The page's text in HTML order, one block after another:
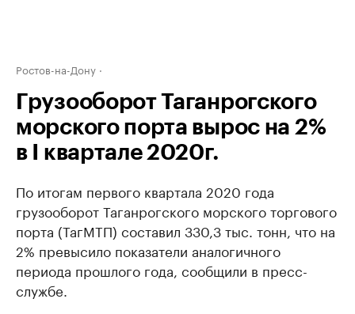
Ростов-на-Дону
Грузооборот Таганрогского
морского порта вырос на 2%
в I квартале 2020г.
По итогам первого квартала 2020 года
грузооборот Таганрогского морского торгового
порта (ТагМТП) составил 330,3 тыс. тонн, что на
2% превысило показатели аналогичного
периода прошлого года, сообщили в пресс-
службе.